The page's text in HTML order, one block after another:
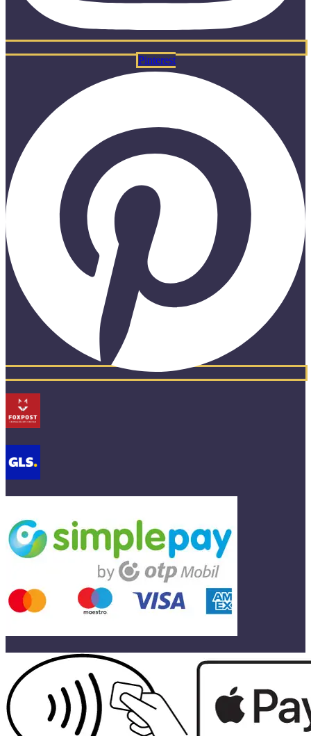
Pinterest